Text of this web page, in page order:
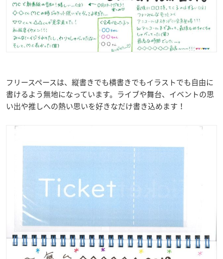
フリースペースは、縦書きでも横書きでもイラストでも自由に
書けるよう無地になっています。ライブや舞台、イベントの思
い出や推しへの熱い思いを好きなだけ書き込めます！